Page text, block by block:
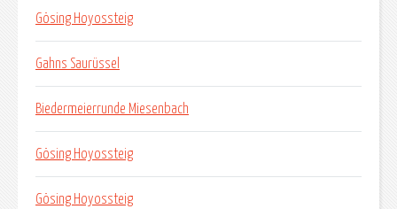
Gösing Hoyossteig
Gahns Saurüssel
Biedermeierrunde Miesenbach
Gösing Hoyossteig
Gösing Hoyossteig